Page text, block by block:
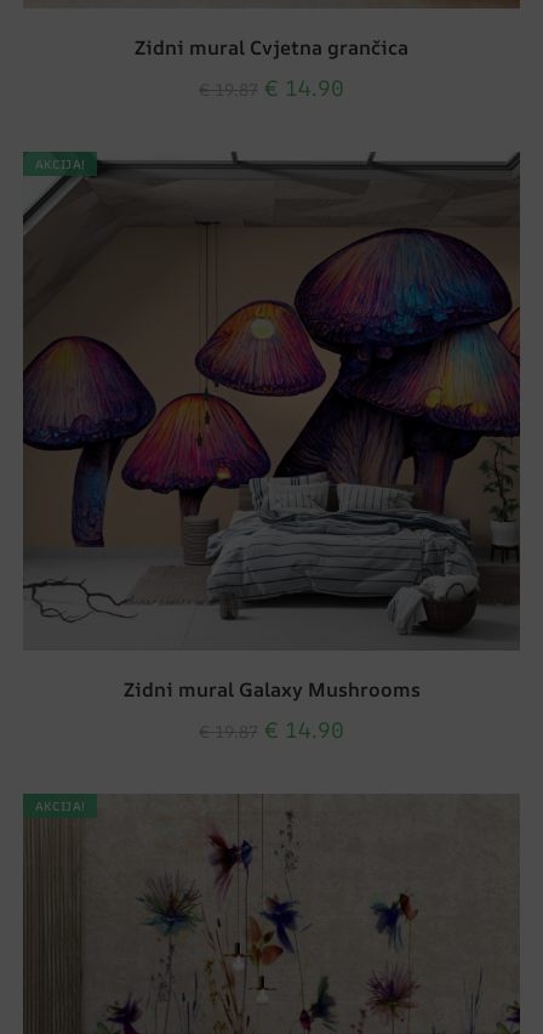
Zidni mural Cvjetna grančica
€ 14.90
AKCIJA!
Zidni mural Galaxy Mushrooms
€ 14.90
AKCIJA!